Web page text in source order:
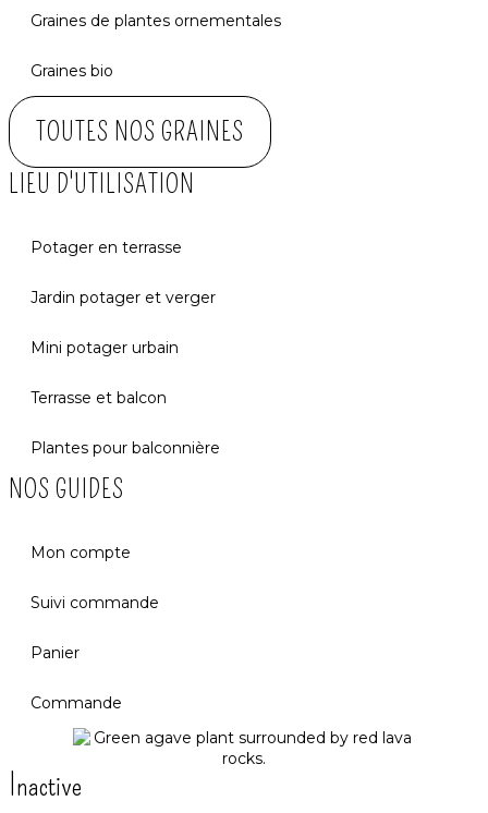
Graines de plantes ornementales
Graines bio
TOUTES NOS GRAINES
LIEU D'UTILISATION
Potager en terrasse
Jardin potager et verger
Mini potager urbain
Terrasse et balcon
Plantes pour balconnière
NOS GUIDES
Mon compte
Suivi commande
Panier
Commande
Inactive